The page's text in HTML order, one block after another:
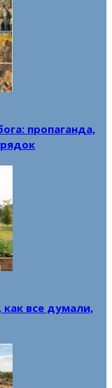
пропаганда,
как все думали,